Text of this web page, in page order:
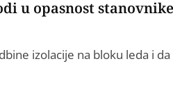
u opasnost stanovnike
izolacije na bloku leda i da